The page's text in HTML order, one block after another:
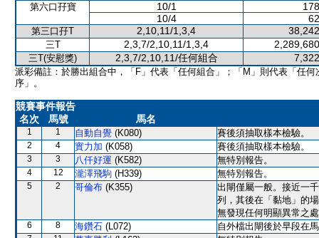
第六口孖寶 10/1
10/4
第三口孖T 2,10,11/1,3,4
三T 2,3,7/2,10,11/1,3,4
三T(安慰獎) 2,3,7/2,10,11/任何組合
派彩備註：於勝出組合中，「F」代表「任何組合」；「M」則代表「任何
序」。
競賽事件報告
名次
馬號 馬名
1 1 自動自覺 (K080) 賽後須抽取樣本檢驗。
2 4 實力加 (K058) 賽後須抽取樣本檢驗。
3 3 八仟好運 (K582) 無特別報告。
4 12 瀧澤飛駒 (H339) 無特別報告。
5 2 哥倫布 (K355)
出閘僅屬一般。接近一
列，其後在「黏地」的
無發現任何明顯異常之
6 8 海鑽石 (L072) 自外檔出閘後於早段在